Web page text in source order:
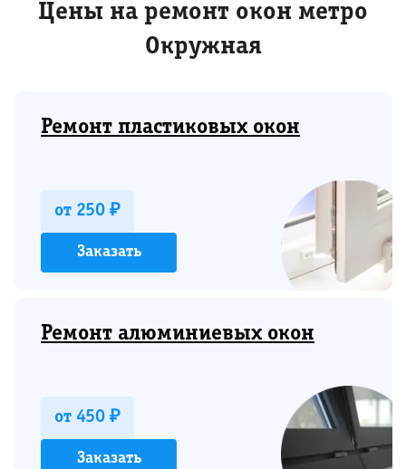
Цены на ремонт окон метро
Окружная
Ремонт пластиковых окон
от 250 ₽
Заказать
Ремонт алюминиевых окон
от 450 ₽
Заказать